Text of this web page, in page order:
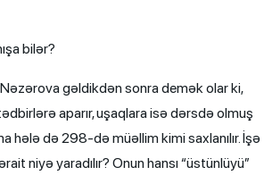
bilər?
gəldikdən sonra demək olar ki,
aparır, uşaqlara isə dərsdə olmuş
hələ də 298-də müəllim kimi saxlanılır. İşə
niyə yaradılır? Onun hansı “üstünlüyü”